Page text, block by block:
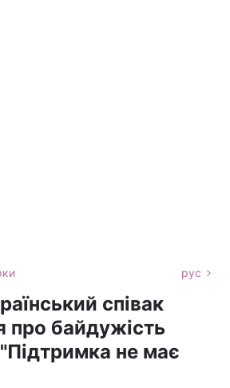
рус
співак
про байдужість
не має